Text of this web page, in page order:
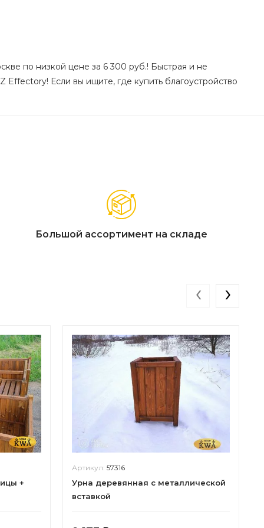
по низкой цене за 6 300 руб.! Быстрая и не
Если вы ищите, где купить благоустройство
Большой ассортимент на складе
+
Артикул: 57316
Урна деревянная с металлической
вставкой
‹ ›